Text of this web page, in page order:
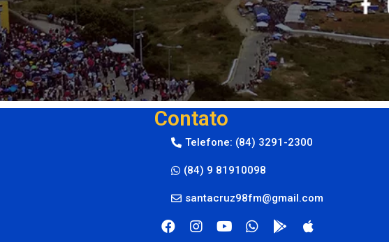
Contato
Telefone: (84) 3291-2300
(84) 9 81910098
santacruz98fm@gmail.com